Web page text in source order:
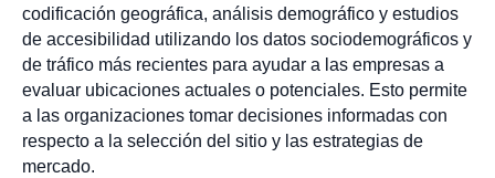
codificación geográfica, análisis demográfico y estudios
de accesibilidad utilizando los datos sociodemográficos y
de tráfico más recientes para ayudar a las empresas a
evaluar ubicaciones actuales o potenciales. Esto permite
a las organizaciones tomar decisiones informadas con
respecto a la selección del sitio y las estrategias de
mercado.